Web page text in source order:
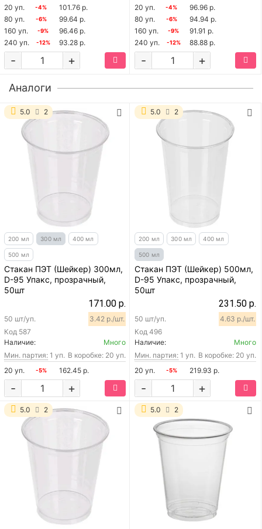
20 уп.
-4%
101.76 р.
80 уп.
-6%
99.64 р.
160 уп.
-9%
96.46 р.
240 уп.
-12% 93.28 р.
+
-
20 уп.
-4%
96.96 р.
80 уп.
-6%
94.94 р.
160 уп.
-9%
91.91 р.
240 уп.
-12% 88.88 р.
+
-
Аналоги
5.0 2
200 мл 300 мл 400 мл
500 мл
Стакан ПЭТ (Шейкер) 300мл,
D-95 Упакс, прозрачный,
50шт
171.00 р.
Код 587
50 шт/уп. 3.42 р./шт.
Наличие:
Много
Мин. партия: 1 уп. В коробке: 20 уп.
20 уп.
-5% 162.45 р.
+
-
5.0 2
200 мл 300 мл 400 мл
500 мл
Стакан ПЭТ (Шейкер) 500мл,
D-95 Упакс, прозрачный,
50шт
231.50 р.
Код 496
50 шт/уп. 4.63 р./шт.
Наличие:
Много
Мин. партия: 1 уп. В коробке: 20 уп.
20 уп.
-5% 219.93 р.
+
-
5.0 2 5.0 2